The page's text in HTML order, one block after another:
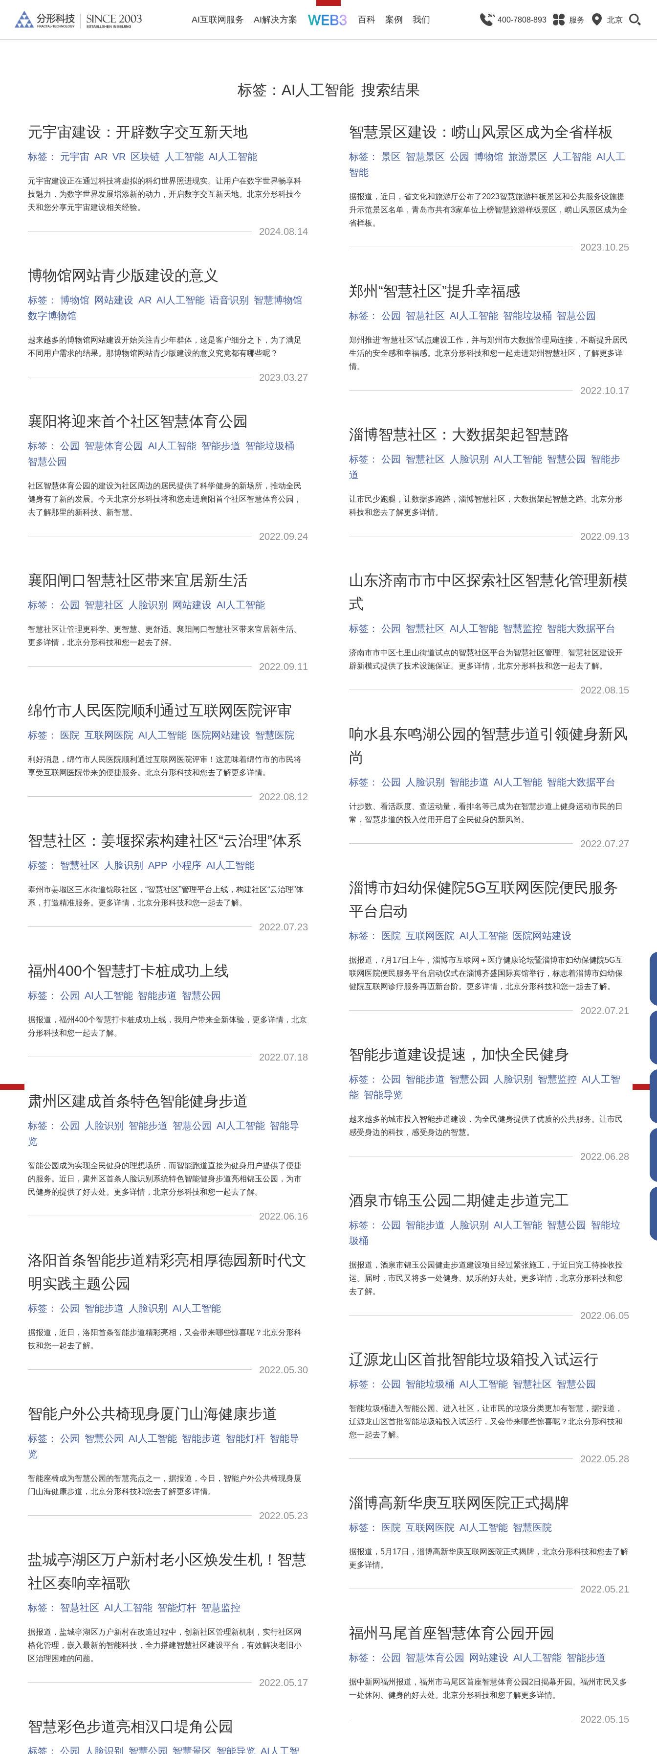
AI互联网服务 AI解决方案 百科 案例 我们 400-7808-893 服务 北京
标签： AI人工智能 搜索结果
元宇宙建设：开辟数字交互新天地
标签： 元宇宙 AR VR 区块链 人工智能 AI人工智能
元宇宙建设正在通过科技将虚拟的科幻世界照进现实。让用户在数字世界畅享科
技魅力，为数字世界发展增添新的动力，开启数字交互新天地。北京分形科技今
天和您分享元宇宙建设相关经验。
2024.08.14
博物馆网站青少版建设的意义
标签： 博物馆 网站建设 AR AI人工智能 语音识别
智慧博物馆
数字博物馆
越来越多的博物馆网站建设开始关注青少年群体，这是客户细分之下，为了满足
不同用户需求的结果。那博物馆网站青少版建设的意义究竟都有哪些呢？
2023.03.27
襄阳将迎来首个社区智慧体育公园
标签： 公园 智慧体育公园 AI人工智能 智能步道 智能垃圾桶
智慧公园
社区智慧体育公园的建设为社区周边的居民提供了科学健身的新场所，推动全民
健身有了新的发展。今天北京分形科技将和您走进襄阳首个社区智慧体育公园，
去了解那里的新科技、新智慧。
2022.09.24
襄阳闸口智慧社区带来宜居新生活
标签： 公园 智慧社区 人脸识别 网站建设 AI人工智能
智慧社区让管理更科学、更智慧、更舒适。襄阳闸口智慧社区带来宜居新生活。
更多详情，北京分形科技和您一起去了解。
2022.09.11
绵竹市人民医院顺利通过互联网医院评审
标签： 医院 互联网医院 AI人工智能 医院网站建设 智慧医院
利好消息，绵竹市人民医院顺利通过互联网医院评审！这意味着绵竹市的市民将
享受互联网医院带来的便捷服务。北京分形科技和您去了解更多详情。
2022.08.12
智慧社区：姜堰探索构建社区“云治理”体系
标签： 智慧社区 人脸识别 APP 小程序 AI人工智能
泰州市姜堰区三水街道锦联社区，“智慧社区”管理平台上线，构建社区“云治理”体
系，打造精准服务。更多详情，北京分形科技和您一起去了解。
2022.07.23
福州400个智慧打卡桩成功上线
标签： 公园 AI人工智能 智能步道 智慧公园
据报道，福州400个智慧打卡桩成功上线，我用户带来全新体验，更多详情，北京
分形科技和您一起去了解。
2022.07.18
肃州区建成首条特色智能健身步道
标签： 公园 人脸识别 智能步道 智慧公园 AI人工智能 智能导
览
智能公园成为实现全民健身的理想场所，而智能跑道直接为健身用户提供了便捷
的服务。近日，肃州区首条人脸识别系统特色智能健身步道亮相锦玉公园，为市
民健身的提供了好去处。更多详情，北京分形科技和您一起去了解。
2022.06.16
洛阳首条智能步道精彩亮相厚德园新时代文
明实践主题公园
标签： 公园 智能步道 人脸识别 AI人工智能
据报道，近日，洛阳首条智能步道精彩亮相，又会带来哪些惊喜呢？北京分形科
技和您一起去了解。
2022.05.30
智能户外公共椅现身厦门山海健康步道
标签： 公园 智慧公园 AI人工智能 智能步道 智能灯杆 智能导
览
智能座椅成为智慧公园的智慧亮点之一，据报道，今日，智能户外公共椅现身厦
门山海健康步道，北京分形科技和您去了解更多详情。
2022.05.23
盐城亭湖区万户新村老小区焕发生机！智慧
社区奏响幸福歌
标签： 智慧社区 AI人工智能 智能灯杆 智慧监控
据报道，盐城亭湖区万户新村在改造过程中，创新社区管理新机制，实行社区网
格化管理，嵌入最新的智能科技，全力搭建智慧社区建设平台，有效解决老旧小
区治理困难的问题。
2022.05.17
智慧彩色步道亮相汉口堤角公园
标签： 公园 人脸识别 智慧公园 智慧景区 智能导览 AI人工智
智慧景区建设：崂山风景区成为全省样板
标签： 景区 智慧景区 公园 博物馆 旅游景区 人工智能 AI人工
智能
据报道，近日，省文化和旅游厅公布了2023智慧旅游样板景区和公共服务设施提
升示范景区名单，青岛市共有3家单位上榜智慧旅游样板景区，崂山风景区成为全
省样板。
2023.10.25
郑州“智慧社区”提升幸福感
标签： 公园 智慧社区 AI人工智能 智能垃圾桶 智慧公园
郑州推进“智慧社区”试点建设工作，并与郑州市大数据管理局连接，不断提升居民
生活的安全感和幸福感。北京分形科技和您一起走进郑州智慧社区，了解更多详
情。
2022.10.17
淄博智慧社区：大数据架起智慧路
标签： 公园 智慧社区 人脸识别 AI人工智能 智慧公园
智能步
道
让市民少跑腿，让数据多跑路，淄博智慧社区，大数据架起智慧之路。北京分形
科技和您去了解更多详情。
2022.09.13
山东济南市市中区探索社区智慧化管理新模
式
标签： 公园 智慧社区 AI人工智能 智慧监控 智能大数据平台
济南市市中区七里山街道试点的智慧社区平台为智慧社区管理、智慧社区建设开
辟新模式提供了技术设施保证。更多详情，北京分形科技和您一起去了解。
2022.08.15
响水县东鸣湖公园的智慧步道引领健身新风
尚
标签： 公园 人脸识别 智能步道 AI人工智能 智能大数据平台
计步数、看活跃度、查运动量，看排名等已成为在智慧步道上健身运动市民的日
常，智慧步道的投入使用开启了全民健身的新风尚。
2022.07.27
淄博市妇幼保健院5G互联网医院便民服务
平台启动
标签： 医院 互联网医院 AI人工智能 医院网站建设
据报道，7月17日上午，淄博市互联网＋医疗健康论坛暨淄博市妇幼保健院5G互
联网医院便民服务平台启动仪式在淄博齐盛国际宾馆举行，标志着淄博市妇幼保
健院互联网诊疗服务再迈新台阶。更多详情，北京分形科技和您一起去了解。
2022.07.21
智能步道建设提速，加快全民健身
标签： 公园 智能步道 智慧公园 人脸识别 智慧监控 AI人工智
能 智能导览
越来越多的城市投入智能步道建设，为全民健身提供了优质的公共服务。让市民
感受身边的科技，感受身边的智慧。
2022.06.28
酒泉市锦玉公园二期健走步道完工
标签： 公园 智能步道 人脸识别 AI人工智能 智慧公园
智能垃
圾桶
据报道，酒泉市锦玉公园健走步道建设项目经过紧张施工，于近日完工待验收投
运。届时，市民又将多一处健身、娱乐的好去处。更多详情，北京分形科技和您
去了解。
2022.06.05
辽源龙山区首批智能垃圾箱投入试运行
标签： 公园 智能垃圾桶 AI人工智能 智慧社区 智慧公园
智能垃圾桶进入智能公园、进入社区，让市民的垃圾分类更加有智慧，据报道，
辽源龙山区首批智能垃圾箱投入试运行，又会带来哪些惊喜呢？北京分形科技和
您一起去了解。
2022.05.28
淄博高新华庚互联网医院正式揭牌
标签： 医院 互联网医院 AI人工智能 智慧医院
据报道，5月17日，淄博高新华庚互联网医院正式揭牌，北京分形科技和您去了解
更多详情。
2022.05.21
福州马尾首座智慧体育公园开园
标签： 公园 智慧体育公园 网站建设 AI人工智能 智能步道
据中新网福州报道，福州市马尾区首座智慧体育公园2日揭幕开园。福州市民又多
一处休闲、健身的好去处。北京分形科技和您了解更多详情。
2022.05.15